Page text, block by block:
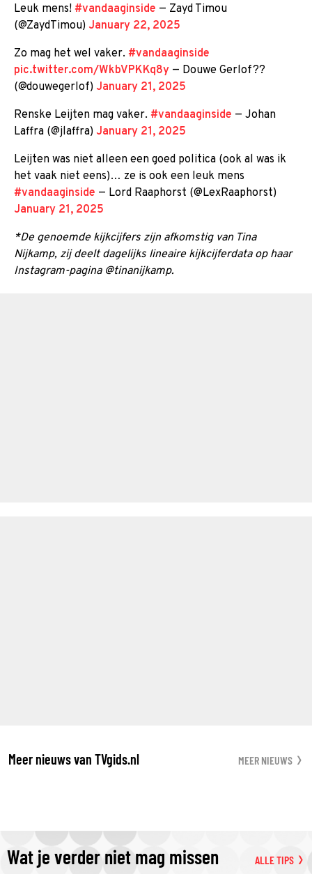
Leuk mens! #vandaaginside — Zayd Timou
(@ZaydTimou) January 22, 2025
Zo mag het wel vaker. #vandaaginside
pic.twitter.com/WkbVPKKq8y — Douwe Gerlof??
(@douwegerlof) January 21, 2025
Renske Leijten mag vaker. #vandaaginside — Johan
Laffra (@jlaffra) January 21, 2025
Leijten was niet alleen een goed politica (ook al was ik
het vaak niet eens)… ze is ook een leuk mens
#vandaaginside — Lord Raaphorst (@LexRaaphorst)
January 21, 2025
*De genoemde kijkcijfers zijn afkomstig van Tina
Nijkamp, zij deelt dagelijks lineaire kijkcijferdata op haar
Instagram-pagina @tinanijkamp.
Meer nieuws van TVgids.nl MEER NIEUWS
Wat je verder niet mag missen ALLE TIPS